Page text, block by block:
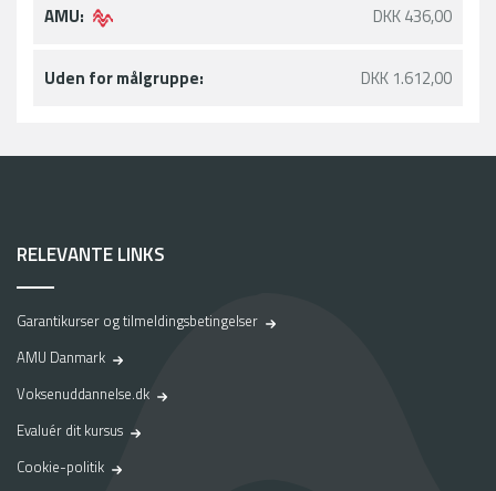
AMU: DKK 436,00
Uden for målgruppe: DKK 1.612,00
RELEVANTE LINKS
Garantikurser og tilmeldingsbetingelser
AMU Danmark
Voksenuddannelse.dk
Evaluér dit kursus
Cookie-politik